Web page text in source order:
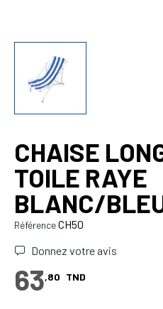
CHAISE
TOILE RAYE
BLANC/
RéférenceCH50
Donnez votre avis
63,80 TND